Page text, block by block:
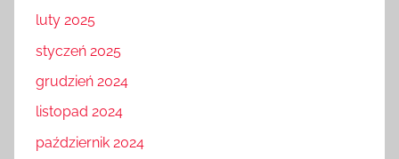
luty 2025
styczeń 2025
grudzień 2024
listopad 2024
październik 2024